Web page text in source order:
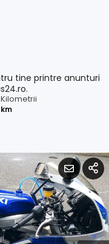
tine printre anunturi
Kilometrii
km